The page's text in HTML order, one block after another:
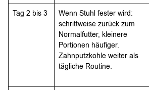
Tag 2 bis 3
Wenn Stuhl fester wird:
schrittweise zurück zum
Normalfutter, kleinere
Portionen häufiger.
Zahnputzkohle weiter als
tägliche Routine.